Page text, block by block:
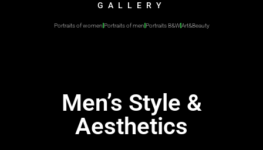
GALLERY
Portraits of women Portraits of men Portraits B&W Art&Beauty
Men’s Style &
Aesthetics